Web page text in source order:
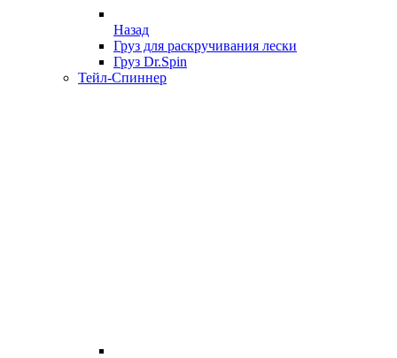
Назад
Груз для раскручивания лески
Груз Dr.Spin
Тейл-Спиннер